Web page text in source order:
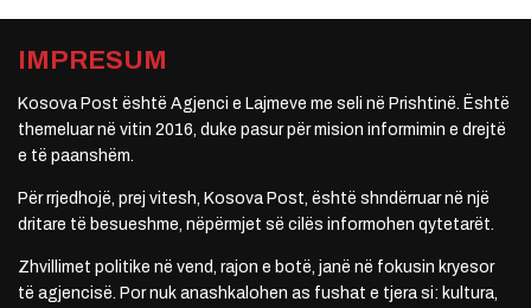
IMPRESUM
Kosova Post është Agjenci e Lajmeve me seli në Prishtinë. Është
themeluar në vitin 2016, duke pasur për mision informimin e drejtë
e të paanshëm.
Për rrjedhojë, prej vitesh, Kosova Post, është shndërruar në një
dritare të besueshme, nëpërmjet së cilës informohen qytetarët.
Zhvillimet politike në vend, rajon e botë, janë në fokusin kryesor
të agjencisë. Por nuk anashkalohen as fushat e tjera si: kultura,